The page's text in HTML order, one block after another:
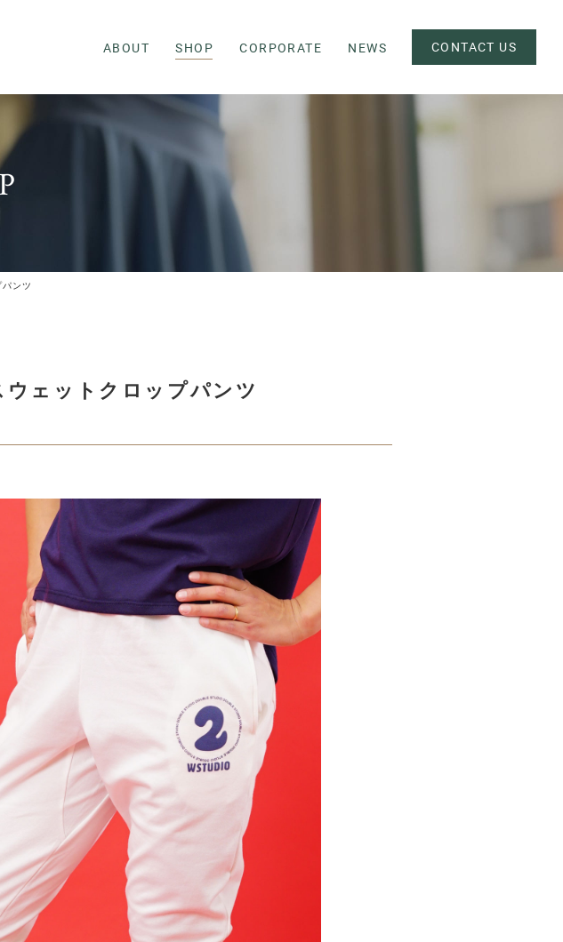
ABOUT SHOP CORPORATE NEWS CONTACT US
ンツ
ェットクロップパンツ